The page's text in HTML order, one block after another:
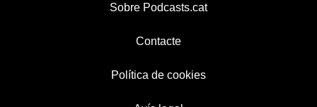
Sobre Podcasts.cat
Contacte
Política de cookies